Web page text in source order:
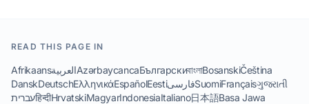
READ THIS PAGE IN
AfrikaansالعربيةAzərbaycancaБългарскиবাংলাBosanskiČeština
DanskDeutschΕλληνικάEspañolEestiفارسیSuomiFrançaisગુજરાતી
עבריתहिन्दीHrvatskiMagyarIndonesiaItaliano日本語Basa Jawa